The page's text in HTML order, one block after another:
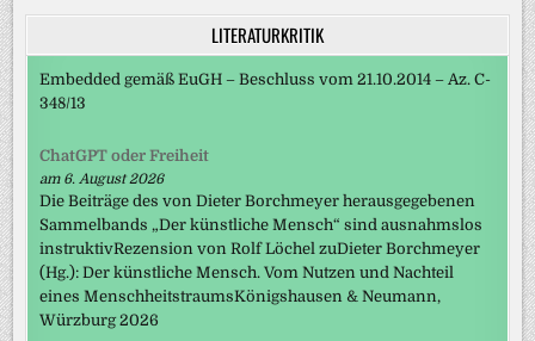
LITERATURKRITIK
Embedded gemäß EuGH – Beschluss vom 21.10.2014 – Az. C-
348/13
ChatGPT oder Freiheit
am 6. August 2026
Die Beiträge des von Dieter Borchmeyer herausgegebenen
Sammelbands „Der künstliche Mensch“ sind ausnahmslos
instruktivRezension von Rolf Löchel zuDieter Borchmeyer
(Hg.): Der künstliche Mensch. Vom Nutzen und Nachteil
eines MenschheitstraumsKönigshausen & Neumann,
Würzburg 2026